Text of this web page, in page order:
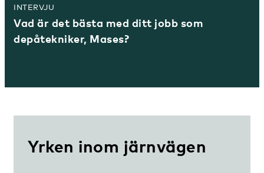
INTERVJU
Vad är det bästa med ditt jobb som
depåtekniker, Mases?
Yrken inom järnvägen